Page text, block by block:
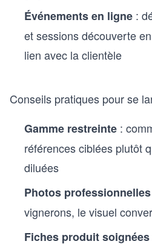
Événements en ligne :
et sessions découverte
lien avec la clientèle
Conseils pratiques pour se
Gamme restreinte :
références ciblées plutôt
diluées
Photos professionnelles
vignerons, le visuel
Fiches produit soignées